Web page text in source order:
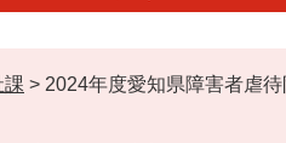
課 > 2024年度愛知県障害者虐